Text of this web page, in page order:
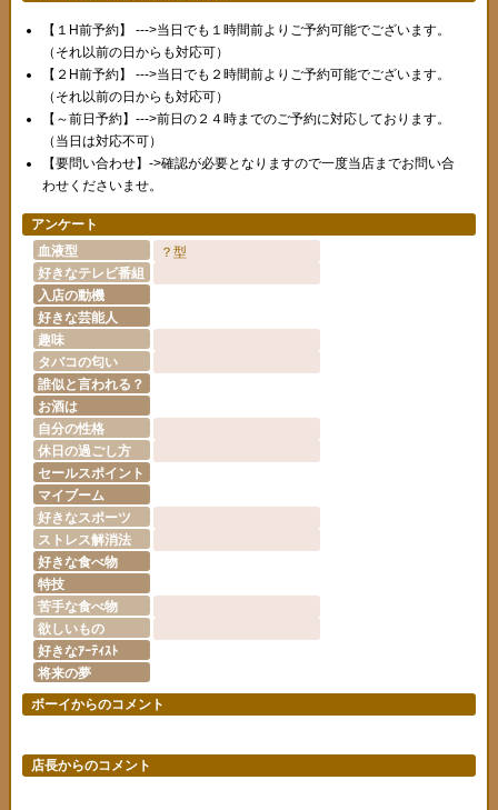
【１H前予約】 --->当日でも１時間前よりご予約可能でございます。
（それ以前の日からも対応可）
【２H前予約】 --->当日でも２時間前よりご予約可能でございます。
（それ以前の日からも対応可）
【～前日予約】--->前日の２４時までのご予約に対応しております。
（当日は対応不可）
【要問い合わせ】->確認が必要となりますので一度当店までお問い合
わせくださいませ。
アンケート
血液型
？型
好きなテレビ番組
入店の動機
好きな芸能人
趣味
タバコの匂い
誰似と言われる？
お酒は
自分の性格
休日の過ごし方
セールスポイント
マイブーム
好きなスポーツ
ストレス解消法
好きな食べ物
特技
苦手な食べ物
欲しいもの
好きなｱｰﾃｨｽﾄ
将来の夢
ボーイからのコメント
店長からのコメント